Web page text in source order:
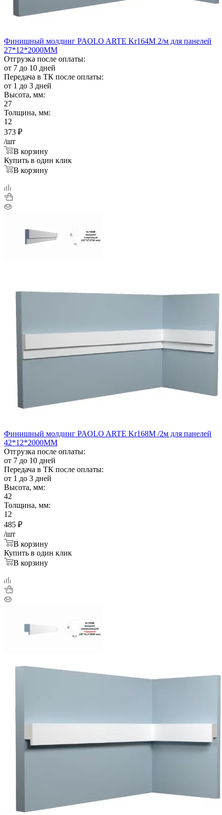
Финишный молдинг PAOLO ARTE Kr164M 2/м для панелей
27*12*2000ММ
Отгрузка после оплаты:
от 7 до 10 дней
Передача в ТК после оплаты:
от 1 до 3 дней
Высота, мм:
27
Толщина, мм:
12
373 ₽
/шт
В корзину
Купить в один клик
В корзину
Финишный молдинг PAOLO ARTE Kr168M /2м для панелей
42*12*2000ММ
Отгрузка после оплаты:
от 7 до 10 дней
Передача в ТК после оплаты:
от 1 до 3 дней
Высота, мм:
42
Толщина, мм:
12
485 ₽
/шт
В корзину
Купить в один клик
В корзину